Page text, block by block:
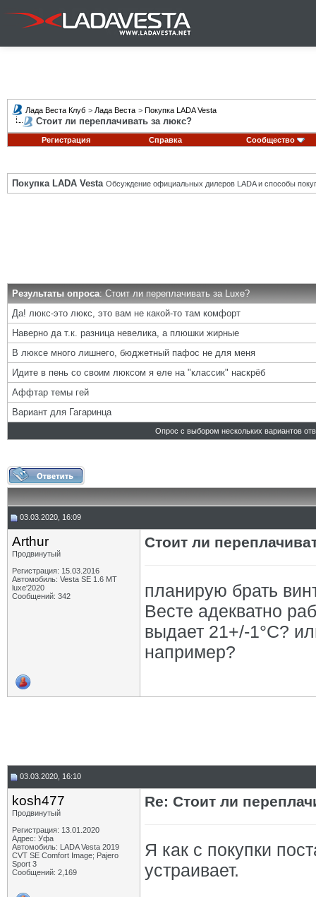
Лада Веста Клуб > Лада Веста > Покупка LADA Vesta
Стоит ли переплачивать за люкс?
Регистрация Справка Сообщество
Покупка LADA Vesta Обсуждение официальных дилеров LADA и способы
Результаты опроса: Стоит ли переплачивать за Luxe?
Да! люкс-это люкс, это вам не какой-то там комфорт
Наверно да т.к. разница невелика, а плюшки жирные
В люксе много лишнего, бюджетный пафос не для меня
Идите в пень со своим люксом я еле на "классик" наскрёб
Аффтар темы гей
Вариант для Гагаринца
Опрос с выбором нескольких вариантов
03.03.2020, 16:09
Arthur
Продвинутый
Регистрация: 15.03.2016
Автомобиль: Vesta SE 1.6 MT
luxe'2020
Сообщений: 342
Стоит ли
планирую брать
Весте адекватно
выдает 21+/-1°С?
например?
03.03.2020, 16:10
kosh477
Продвинутый
Регистрация: 13.01.2020
Адрес: Уфа
Автомобиль: LADA Vesta 2019
CVT SE Comfort Image; Pajero
Sport 3
Сообщений: 2,169
Re: Стоит ли
Я как с покупки
устраивает.